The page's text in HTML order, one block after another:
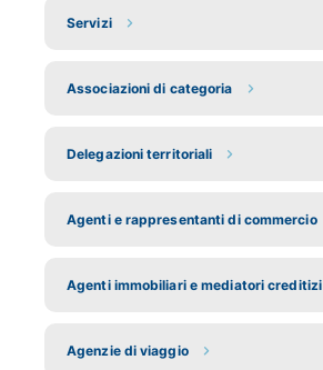
Servizi
Associazioni di categoria
Delegazioni territoriali
Agenti e rappresentanti di commercio
Agenti immobiliari e mediatori creditizi
Agenzie di viaggio